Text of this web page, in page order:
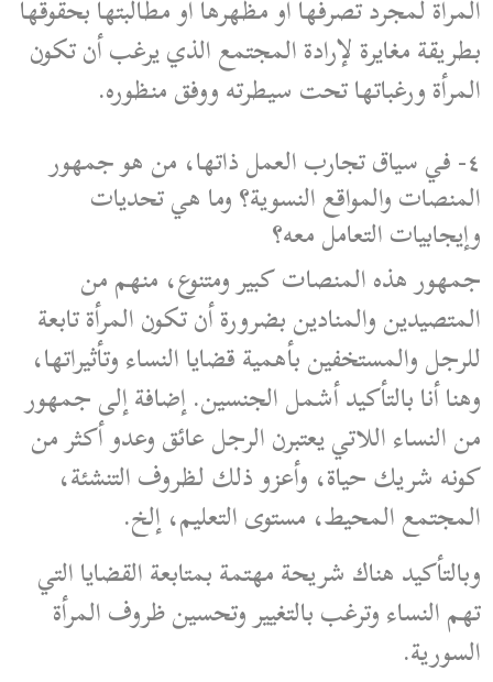
المرأة لمجرد تصرفها أو مظهرها أو مطالبتها بحقوقها
بطريقة مغايرة لإرادة المجتمع الذي يرغب أن تكون
المرأة ورغباتها تحت سيطرته ووفق منظوره.
٤- في سياق تجارب العمل ذاتها، من هو جمهور
المنصات والمواقع النسوية؟ وما هي تحديات
وإيجابيات التعامل معه؟
جمهور هذه المنصات كبير ومتنوع، منهم من
المتصيدين والمنادين بضرورة أن تكون المرأة تابعة
للرجل والمستخفين بأهمية قضايا النساء وتأثيراتها،
وهنا أنا بالتأكيد أشمل الجنسين. إضافة إلى جمهور
من النساء اللاتي يعتبرن الرجل عائق وعدو أكثر من
كونه شريك حياة، وأعزو ذلك لظروف التنشئة،
المجتمع المحيط، مستوى التعليم، إلخ.
وبالتأكيد هناك شريحة مهتمة بمتابعة القضايا التي
تهم النساء وترغب بالتغيير وتحسين ظروف المرأة
السورية.